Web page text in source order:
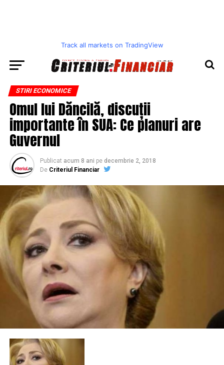
Track all markets on TradingView
STIRI ECONOMICE
Omul lui Dăncilă, discuții
importante în SUA: Ce planuri are
Guvernul
Publicat acum 8 ani pe decembrie 2, 2018
De Criteriul Financiar